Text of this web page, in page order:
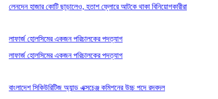
লেনদেন হাজার কোটি ছাড়ালেও, হতাশ ফ্লোরে আটকে থাকা বিনিয়োগকারীরা
লাফার্জ হোলসিমের একজন পরিচালকের পদত্যাগ
লাফার্জ হোলসিমের একজন পরিচালকের পদত্যাগ
বাংলাদেশ সিকিউরিটিজ অ্যান্ড এক্সচেঞ্জ কমিশনের উচ্চ পদে রদবদল